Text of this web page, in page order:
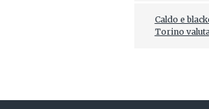
Caldo e
Torino